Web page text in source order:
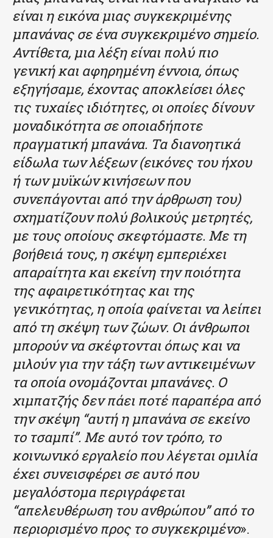
είναι η εικόνα μιας συγκεκριμένης
μπανάνας σε ένα συγκεκριμένο σημείο.
Αντίθετα, μια λέξη είναι πολύ πιο
γενική και αφηρημένη έννοια, όπως
εξηγήσαμε, έχοντας αποκλείσει όλες
τις τυχαίες ιδιότητες, οι οποίες δίνουν
μοναδικότητα σε οποιαδήποτε
πραγματική μπανάνα. Τα διανοητικά
είδωλα των λέξεων (εικόνες του ήχου
ή των μυϊκών κινήσεων που
συνεπάγονται από την άρθρωση του)
σχηματίζουν πολύ βολικούς μετρητές,
με τους οποίους σκεφτόμαστε. Με τη
βοήθειά τους, η σκέψη εμπεριέχει
απαραίτητα και εκείνη την ποιότητα
της αφαιρετικότητας και της
γενικότητας, η οποία φαίνεται να λείπει
από τη σκέψη των ζώων. Οι άνθρωποι
μπορούν να σκέφτονται όπως και να
μιλούν για την τάξη των αντικειμένων
τα οποία ονομάζονται μπανάνες. Ο
χιμπατζής δεν πάει ποτέ παραπέρα από
την σκέψη “αυτή η μπανάνα σε εκείνο
το τσαμπί”. Με αυτό τον τρόπο, το
κοινωνικό εργαλείο που λέγεται ομιλία
έχει συνεισφέρει σε αυτό που
μεγαλόστομα περιγράφεται
“απελευθέρωση του ανθρώπου” από το
περιορισμένο προς το συγκεκριμένο».